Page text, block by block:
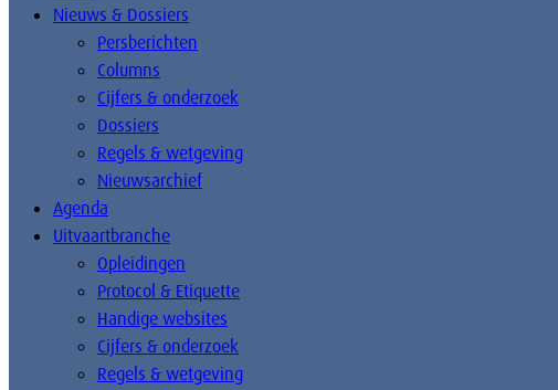
Nieuws & Dossiers
Persberichten
Columns
Cijfers & onderzoek
Dossiers
Regels & wetgeving
Nieuwsarchief
Agenda
Uitvaartbranche
Opleidingen
Protocol & Etiquette
Handige websites
Cijfers & onderzoek
Regels & wetgeving